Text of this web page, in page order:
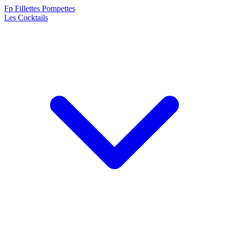
Fp Fillettes Pompettes
Les Cocktails